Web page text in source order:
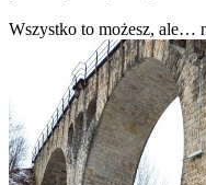
Wszystko to możesz, ale…